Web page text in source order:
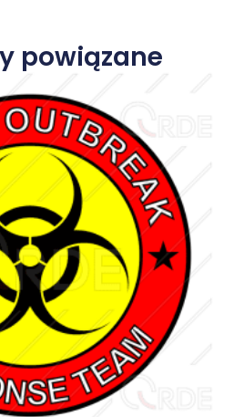
powiązane